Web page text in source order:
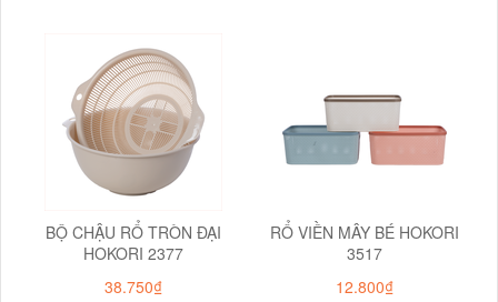
BỘ CHẬU RỔ TRÒN ĐẠI
HOKORI 2377
38.750₫
RỔ VIỀN MÂY BÉ HOKORI
3517
12.800₫